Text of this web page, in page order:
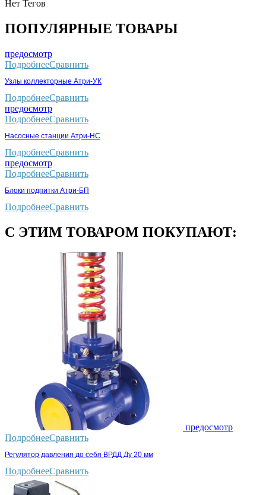
Нет Тегов
ПОПУЛЯРНЫЕ ТОВАРЫ
предосмотр
ПодробнееСравнить
Узлы коллекторные Атри-УК
ПодробнееСравнить
предосмотр
ПодробнееСравнить
Насосные станции Атри-НС
ПодробнееСравнить
предосмотр
ПодробнееСравнить
Блоки подпитки Атри-БП
ПодробнееСравнить
С ЭТИМ ТОВАРОМ ПОКУПАЮТ:
предосмотр
ПодробнееСравнить
Регулятор давления до себя ВРДД Ду 20 мм
ПодробнееСравнить